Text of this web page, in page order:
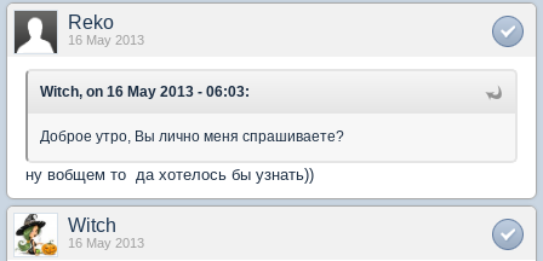
Reko
16 May 2013
Witch, on 16 May 2013 - 06:03:
Доброе утро, Вы лично меня спрашиваете?
ну вобщем то да хотелось бы узнать))
Witch
16 May 2013